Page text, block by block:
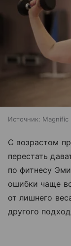
Источник: Magnific
С возрастом
перестать
по фитнесу
ошибки чаще
от лишнего
другого